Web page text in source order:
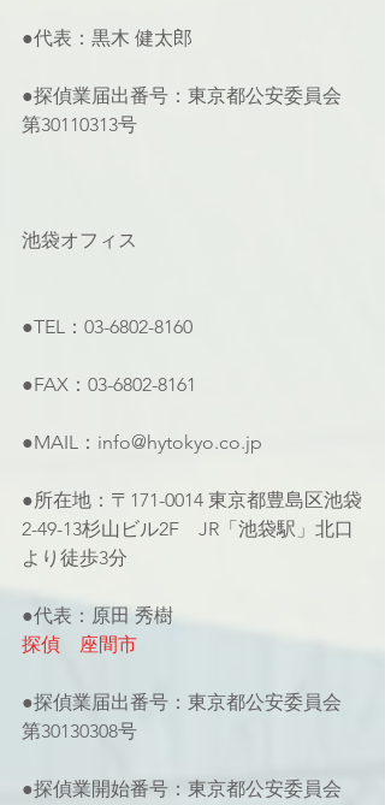
●代表：黒木 健太郎
●探偵業届出番号：東京都公安委員会
第30110313号
池袋オフィス
●TEL：03-6802-8160
●FAX：03-6802-8161
●MAIL：info@hytokyo.co.jp
●所在地：〒171-0014 東京都豊島区池袋
2-49-13杉山ビル2F　JR「池袋駅」北口
より徒歩3分
●代表：原田 秀樹
探偵　座間市
●探偵業届出番号：東京都公安委員会
第30130308号
●探偵業開始番号：東京都公安委員会